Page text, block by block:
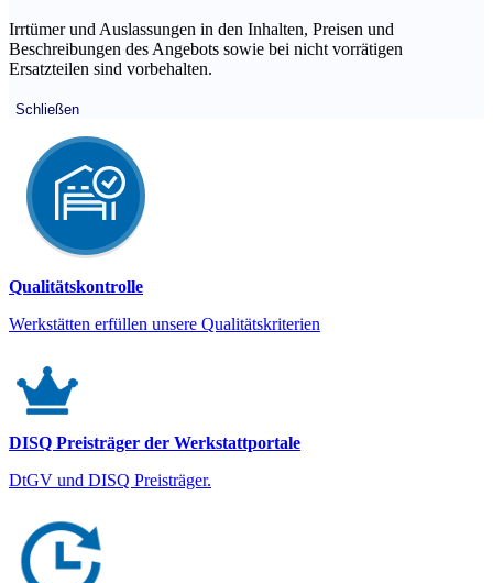
Irrtümer und Auslassungen in den Inhalten, Preisen und
Beschreibungen des Angebots sowie bei nicht vorrätigen
Ersatzteilen sind vorbehalten.
Schließen
Qualitätskontrolle
Werkstätten erfüllen unsere Qualitätskriterien
DISQ Preisträger der Werkstattportale
DtGV und DISQ Preisträger.